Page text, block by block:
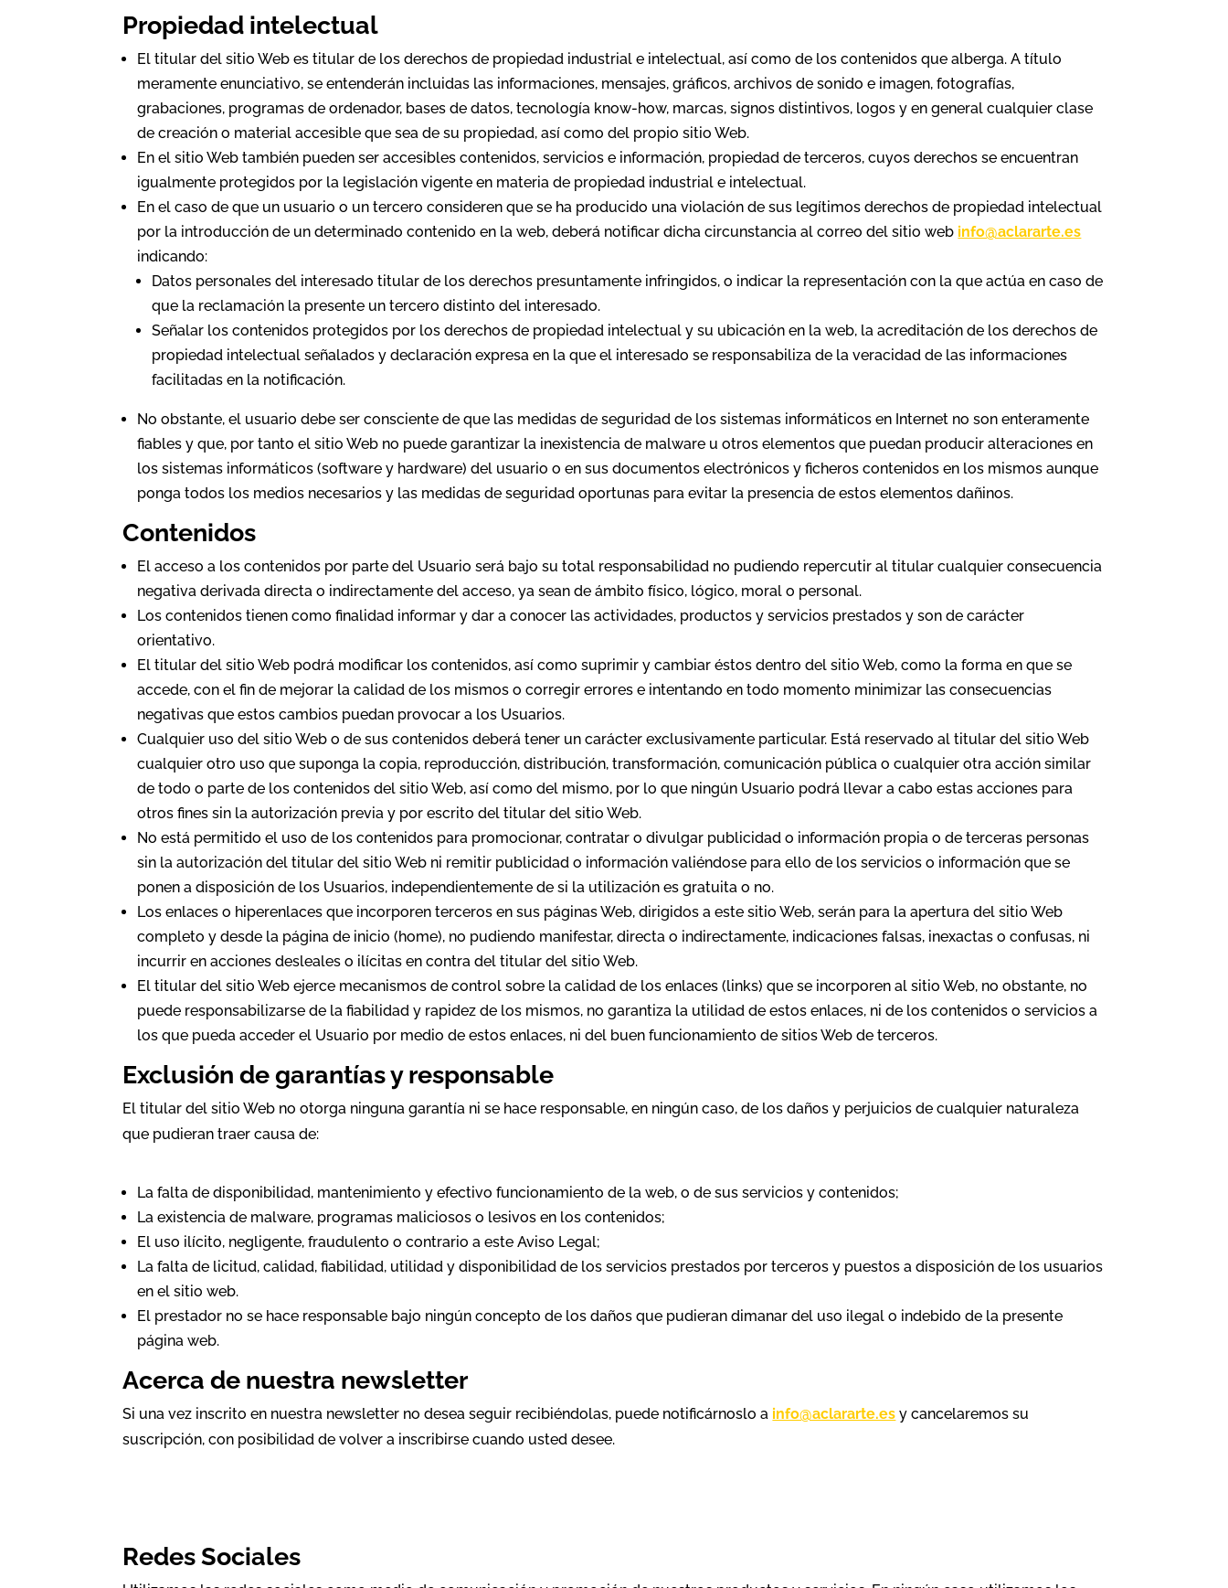
Propiedad intelectual
El titular del sitio Web es titular de los derechos de propiedad industrial e intelectual, así como de los contenidos que alberga. A título
meramente enunciativo, se entenderán incluidas las informaciones, mensajes, gráficos, archivos de sonido e imagen, fotografías,
grabaciones, programas de ordenador, bases de datos, tecnología know-how, marcas, signos distintivos, logos y en general cualquier clase
de creación o material accesible que sea de su propiedad, así como del propio sitio Web.
En el sitio Web también pueden ser accesibles contenidos, servicios e información, propiedad de terceros, cuyos derechos se encuentran
igualmente protegidos por la legislación vigente en materia de propiedad industrial e intelectual.
En el caso de que un usuario o un tercero consideren que se ha producido una violación de sus legítimos derechos de propiedad intelectual
por la introducción de un determinado contenido en la web, deberá notificar dicha circunstancia al correo del sitio web info@aclararte.es
indicando:
Datos personales del interesado titular de los derechos presuntamente infringidos, o indicar la representación con la que actúa en caso de
que la reclamación la presente un tercero distinto del interesado.
Señalar los contenidos protegidos por los derechos de propiedad intelectual y su ubicación en la web, la acreditación de los derechos de
propiedad intelectual señalados y declaración expresa en la que el interesado se responsabiliza de la veracidad de las informaciones
facilitadas en la notificación.
No obstante, el usuario debe ser consciente de que las medidas de seguridad de los sistemas informáticos en Internet no son enteramente
fiables y que, por tanto el sitio Web no puede garantizar la inexistencia de malware u otros elementos que puedan producir alteraciones en
los sistemas informáticos (software y hardware) del usuario o en sus documentos electrónicos y ficheros contenidos en los mismos aunque
ponga todos los medios necesarios y las medidas de seguridad oportunas para evitar la presencia de estos elementos dañinos.
Contenidos
El acceso a los contenidos por parte del Usuario será bajo su total responsabilidad no pudiendo repercutir al titular cualquier consecuencia
negativa derivada directa o indirectamente del acceso, ya sean de ámbito físico, lógico, moral o personal.
Los contenidos tienen como finalidad informar y dar a conocer las actividades, productos y servicios prestados y son de carácter
orientativo.
El titular del sitio Web podrá modificar los contenidos, así como suprimir y cambiar éstos dentro del sitio Web, como la forma en que se
accede, con el fin de mejorar la calidad de los mismos o corregir errores e intentando en todo momento minimizar las consecuencias
negativas que estos cambios puedan provocar a los Usuarios.
Cualquier uso del sitio Web o de sus contenidos deberá tener un carácter exclusivamente particular. Está reservado al titular del sitio Web
cualquier otro uso que suponga la copia, reproducción, distribución, transformación, comunicación pública o cualquier otra acción similar
de todo o parte de los contenidos del sitio Web, así como del mismo, por lo que ningún Usuario podrá llevar a cabo estas acciones para
otros fines sin la autorización previa y por escrito del titular del sitio Web.
No está permitido el uso de los contenidos para promocionar, contratar o divulgar publicidad o información propia o de terceras personas
sin la autorización del titular del sitio Web ni remitir publicidad o información valiéndose para ello de los servicios o información que se
ponen a disposición de los Usuarios, independientemente de si la utilización es gratuita o no.
Los enlaces o hiperenlaces que incorporen terceros en sus páginas Web, dirigidos a este sitio Web, serán para la apertura del sitio Web
completo y desde la página de inicio (home), no pudiendo manifestar, directa o indirectamente, indicaciones falsas, inexactas o confusas, ni
incurrir en acciones desleales o ilícitas en contra del titular del sitio Web.
El titular del sitio Web ejerce mecanismos de control sobre la calidad de los enlaces (links) que se incorporen al sitio Web, no obstante, no
puede responsabilizarse de la fiabilidad y rapidez de los mismos, no garantiza la utilidad de estos enlaces, ni de los contenidos o servicios a
los que pueda acceder el Usuario por medio de estos enlaces, ni del buen funcionamiento de sitios Web de terceros.
Exclusión de garantías y responsable
El titular del sitio Web no otorga ninguna garantía ni se hace responsable, en ningún caso, de los daños y perjuicios de cualquier naturaleza
que pudieran traer causa de:
La falta de disponibilidad, mantenimiento y efectivo funcionamiento de la web, o de sus servicios y contenidos;
La existencia de malware, programas maliciosos o lesivos en los contenidos;
El uso ilícito, negligente, fraudulento o contrario a este Aviso Legal;
La falta de licitud, calidad, fiabilidad, utilidad y disponibilidad de los servicios prestados por terceros y puestos a disposición de los usuarios
en el sitio web.
El prestador no se hace responsable bajo ningún concepto de los daños que pudieran dimanar del uso ilegal o indebido de la presente
página web.
Acerca de nuestra newsletter
Si una vez inscrito en nuestra newsletter no desea seguir recibiéndolas, puede notificárnoslo a info@aclararte.es y cancelaremos su
suscripción, con posibilidad de volver a inscribirse cuando usted desee.
Redes Sociales